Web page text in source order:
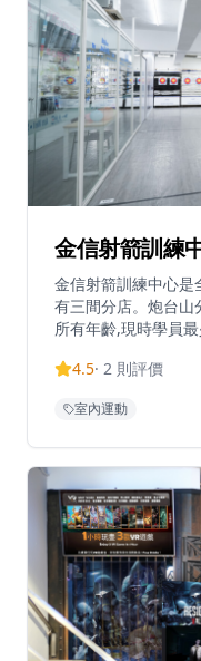
金信射箭訓練
金信射箭訓練中心是
有三間分店。炮台山
所有年齡,現時學員
弓課程、兒童證書班
中心擁有專業的射
團隊採用系統化的教
序漸進地指導學員。
望提升技術的進階
箭不僅是一項運動
合各個年齡層的優質
4.5· 2 則評價
室內運動